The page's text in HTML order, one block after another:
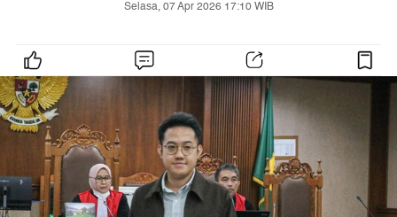
Selasa, 07 Apr 2026 17:10 WIB